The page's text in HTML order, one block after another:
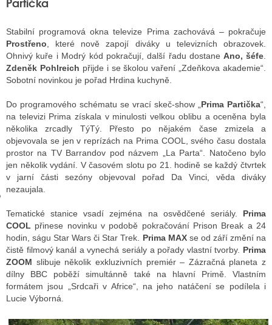
STÁT BLOGEREM
DISKUTÉRA NA RADIOTV
STARŠÍCH DISKUZÍ
Stabilní programová okna televize Prima zachovává – pokračuje
Prostřeno , které nově zapojí diváky u televizních obrazovek.
Ohnivý kuře i Modrý kód pokračují, další řadu dostane Ano, šéfe
Zdeněk Pohlreich přijde i se školou vaření „Zdeňkova akademie“.
Sobotní novinkou je pořad Hrdina kuchyně.
Do programového schématu se vrací skeč-show „ Prima Partička“,
na televizi Prima získala v minulosti velkou oblibu a oceněna byla
několika zrcadly TýTý. Přesto po nějakém čase zmizela a
objevovala se jen v reprízách na Prima COOL, svého času dostala
prostor na TV Barrandov pod názvem „La Parta“. Natočeno bylo
jen několik vydání. V časovém slotu po 21. hodině se každý čtvrtek
v jarní části sezóny objevoval pořad Da Vinci, věda diváky
nezaujala.
Tematické stanice vsadí zejména na osvědčené seriály. Prima
COOL přinese novinku v podobě pokračování Prison Break a 24
hodin, ságu Star Wars či Star Trek. Prima MAXse od září změní na
čistě filmový kanál a vynechá seriály a pořady vlastní tvorby. Prima
ZOOM slibuje několik exkluzivních premiér – Zázračná planeta z
dílny BBC poběží simultánně také na hlavní Primě. Vlastním
formátem jsou „Srdcaři v Africe“, na jeho natáčení se podílela i
Lucie Výborná.